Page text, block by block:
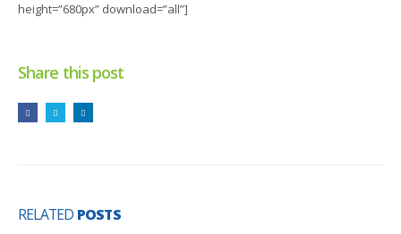
height=”680px” download=”all”]
Share this post
RELATED POSTS